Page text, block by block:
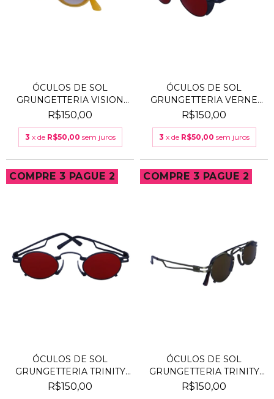
ÓCULOS DE SOL
GRUNGETTERIA VISION
AMAREL...
R$150,00
3 x de R$50,00 sem juros
ÓCULOS DE SOL
GRUNGETTERIA VERNE
VERMELH...
R$150,00
3 x de R$50,00 sem juros
COMPRE 3 PAGUE 2
ÓCULOS DE SOL
GRUNGETTERIA TRINITY
VERME...
R$150,00
COMPRE 3 PAGUE 2
ÓCULOS DE SOL
GRUNGETTERIA TRINITY
COBRE
R$150,00